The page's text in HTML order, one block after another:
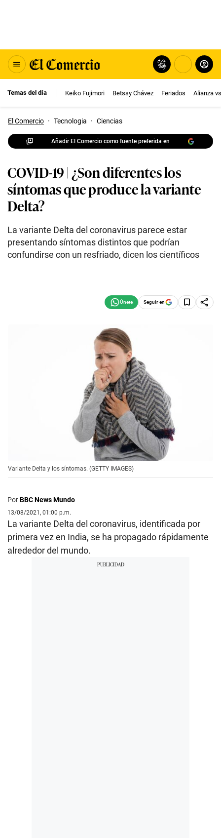
Temas del día Keiko Fujimori Betssy Chávez Feriados Alianza
El Comercio · Tecnologia · Ciencias
Añadir El Comercio como fuente preferida en
COVID-19 | ¿Son diferentes los
síntomas que produce la variante
Delta?
La variante Delta del coronavirus parece estar
presentando síntomas distintos que podrían
confundirse con un resfriado, dicen los científicos
Seguir en
Variante Delta y los síntomas. (GETTY IMAGES)
PorBBC News Mundo
13/08/2021, 01:00 p.m.
La variante Delta del coronavirus, identificada por
primera vez en India, se ha propagado rápidamente
alrededor del mundo.